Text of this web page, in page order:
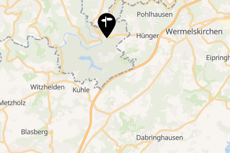
7
3
5
18
4
2